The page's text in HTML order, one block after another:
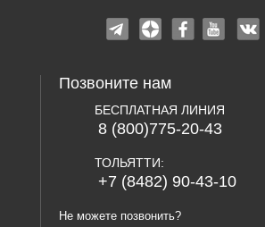
Позвоните нам
БЕСПЛАТНАЯ ЛИНИЯ
8 (800)775-20-43
ТОЛЬЯТТИ:
+7 (8482) 90-43-10
Не можете позвонить?